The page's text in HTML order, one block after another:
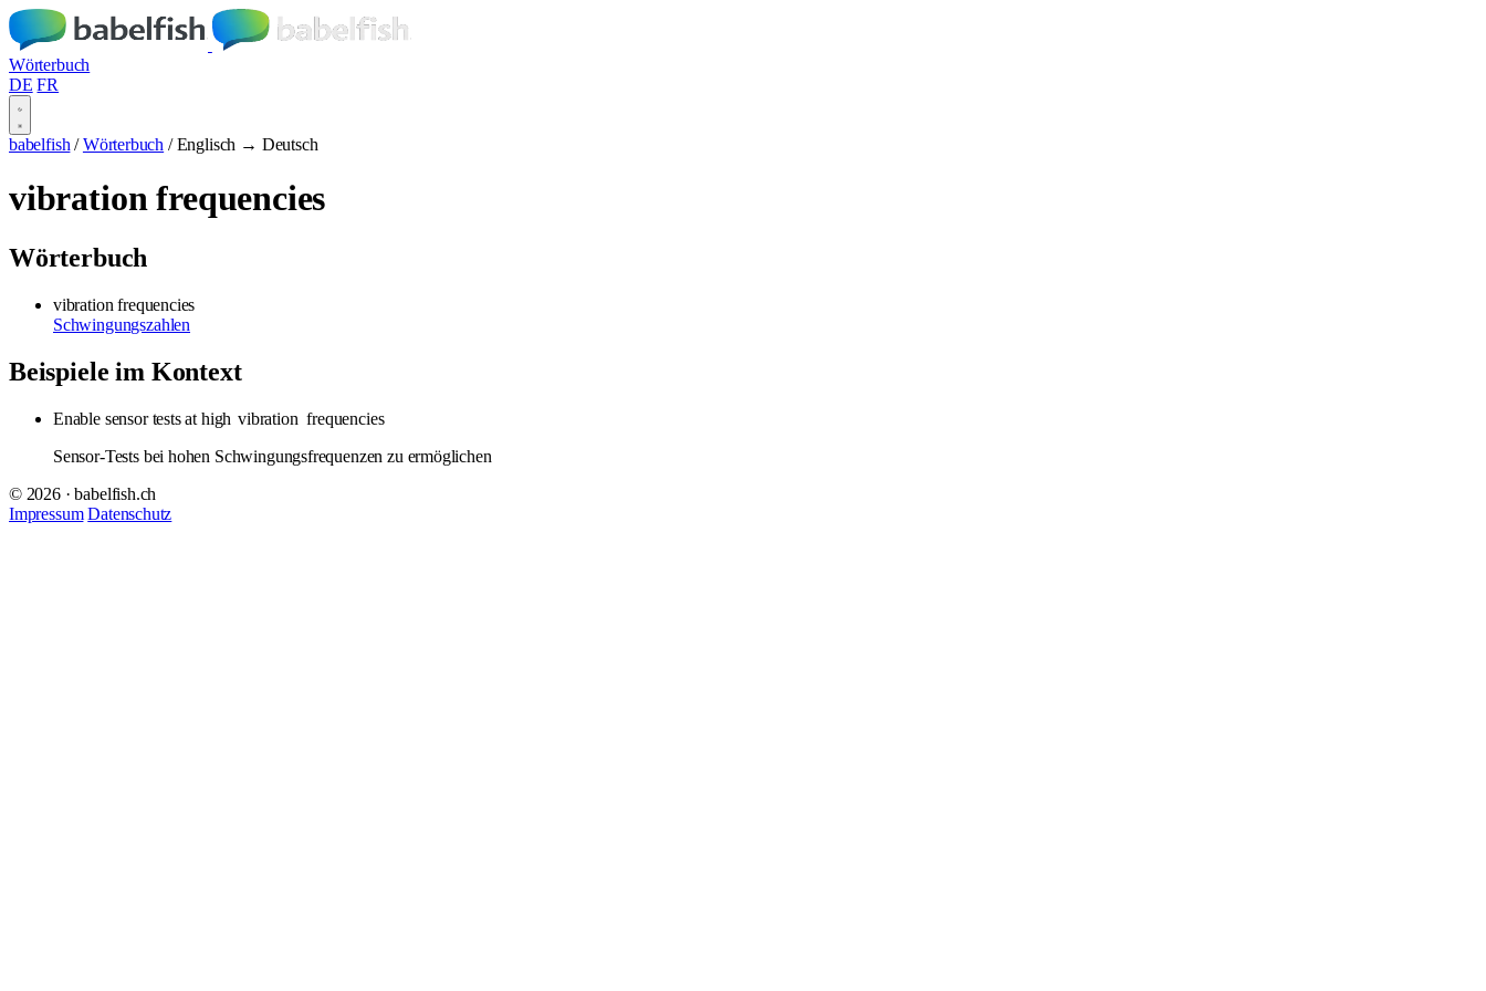
Wörterbuch
DE FR
babelfish / Wörterbuch / Englisch → Deutsch
vibration frequencies
Wörterbuch
vibration frequencies
Schwingungszahlen
Beispiele im Kontext
Enable sensor tests at high vibration frequencies
Sensor-Tests bei hohen Schwingungsfrequenzen zu ermöglichen
© 2026 · babelfish.ch
Impressum Datenschutz